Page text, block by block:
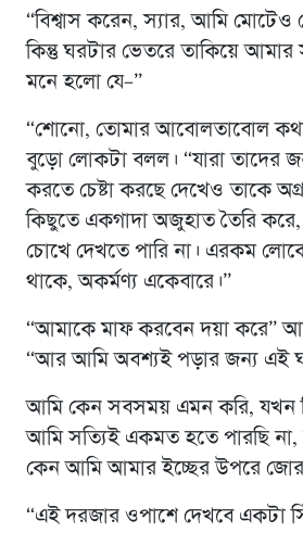
“বিশ্বাস করেন, স্যার, আমি মোটেও
কিন্তু ঘরটার ভেতরে তাকিয়ে আমার
মনে হলো যে–”
“শোনো, তোমার আবোলতাবোল কথা
বুড়ো লোকটা বলল। “যারা তাদের
করতে চেষ্টা করছে দেখেও তাকে
কিছুতে একগাদা অজুহাত তৈরি
চোখে দেখতে পারি না। এরকম
থাকে, অকর্মণ্য একেবারে।”
“আমাকে মাফ করবেন দয়া করে”
“আর আমি অবশ্যই পড়ার জন্য এই
আমি কেন সবসময় এমন করি, যখন
আমি সত্যিই একমত হতে পারছি
কেন আমি আমার ইচ্ছের উপরে জোর
“এই দরজার ওপাশে দেখবে একটা